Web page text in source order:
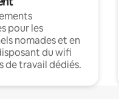
pour les
nomades et en
du wifi
de travail dédiés.